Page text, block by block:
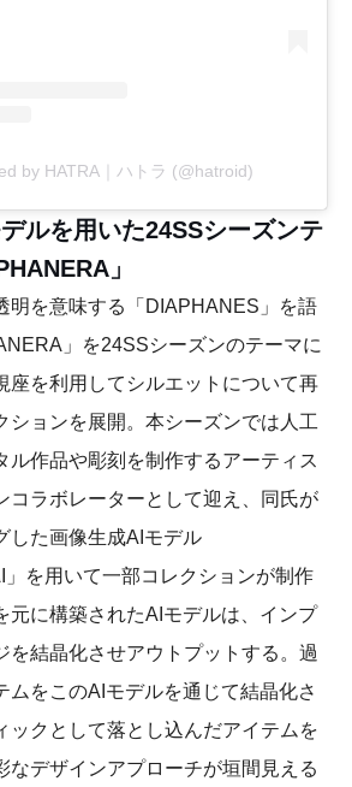
by HATRA｜ハトラ (@hatroid)
ルを用いた24SSシーズンテ
」
を意味する「DIAPHANES」を語
」を24SSシーズンのテーマに
座を利用してシルエットについて再
ションを展開。本シーズンでは人工
ル作品や彫刻を制作するアーティス
コラボレーターとして迎え、同氏が
した画像生成AIモデル
」を用いて一部コレクションが制作
元に構築されたAIモデルは、インプ
を結晶化させアウトプットする。過
ムをこのAIモデルを通じて結晶化さ
ックとして落とし込んだアイテムを
なデザインアプローチが垣間見える